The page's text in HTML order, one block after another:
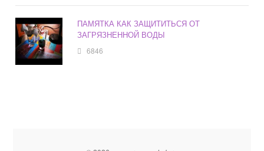
ПАМЯТКА КАК ЗАЩИТИТЬСЯ ОТ
ЗАГРЯЗНЕННОЙ ВОДЫ
6846